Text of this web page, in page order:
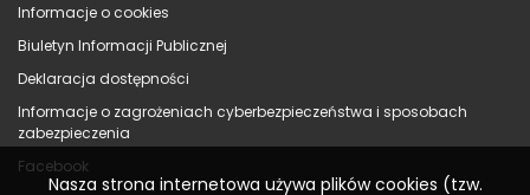
Informacje o cookies
Biuletyn Informacji Publicznej
Deklaracja dostępności
Informacje o zagrożeniach cyberbezpieczeństwa i sposobach
zabezpieczenia
Facebook
Nasza strona internetowa używa plików cookies (tzw.